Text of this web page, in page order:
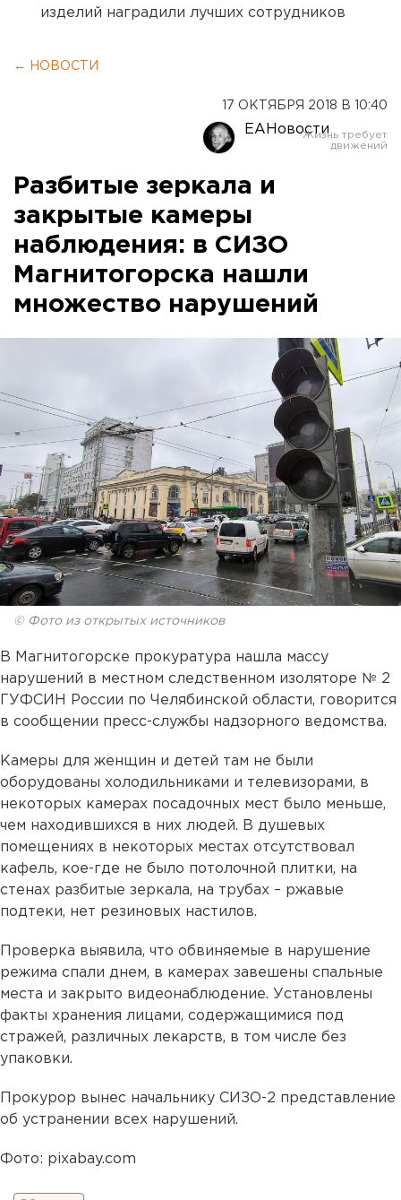
изделий наградили лучших сотрудников
← НОВОСТИ
17 ОКТЯБРЯ 2018 В 10:40
ЕАНовости
Разбитые зеркала и
закрытые камеры
наблюдения: в СИЗО
Магнитогорска нашли
множество нарушений
© Фото из открытых источников
В Магнитогорске прокуратура нашла массу
нарушений в местном следственном изоляторе № 2
ГУФСИН России по Челябинской области, говорится
в сообщении пресс-службы надзорного ведомства.
Камеры для женщин и детей там не были
оборудованы холодильниками и телевизорами, в
некоторых камерах посадочных мест было меньше,
чем находившихся в них людей. В душевых
помещениях в некоторых местах отсутствовал
кафель, кое-где не было потолочной плитки, на
стенах разбитые зеркала, на трубах – ржавые
подтеки, нет резиновых настилов.
Проверка выявила, что обвиняемые в нарушение
режима спали днем, в камерах завешены спальные
места и закрыто видеонаблюдение. Установлены
факты хранения лицами, содержащимися под
стражей, различных лекарств, в том числе без
упаковки.
Прокурор вынес начальнику СИЗО-2 представление
об устранении всех нарушений.
Фото: pixabay.com